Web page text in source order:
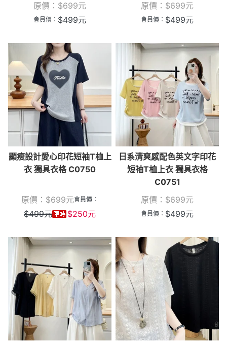
原價： $699元
會員價： $499元
原價： $699元
會員價： $499元
顯瘦設計愛心印花短袖T桖上
衣 獨具衣格 C0750
原價： $699元會員價：
$499元 $250元
日系清爽感配色英文字印花
短袖T桖上衣 獨具衣格
C0751
原價： $699元
會員價： $499元